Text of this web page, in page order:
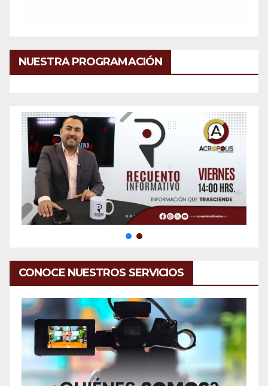
NUESTRA PROGRAMACIÓN
CONOCE NUESTROS SERVICIOS